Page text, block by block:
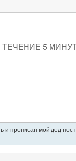
5
прописан мой дед